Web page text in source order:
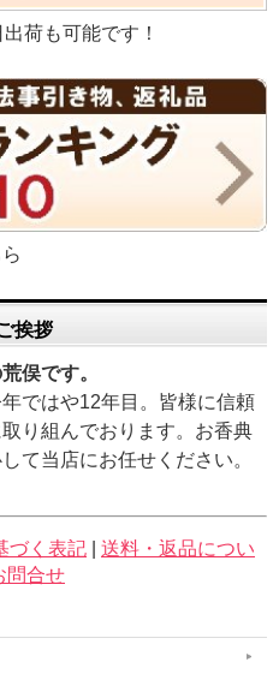
荷も可能です！
挨拶
俣です。
ではや12年目。皆様に信頼
り組んでおります。お香典
て当店にお任せください。
づく表記
送料・返品につい
問合せ